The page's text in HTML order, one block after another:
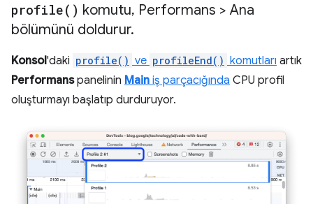
profile( ) komutu, Performans > Ana
bölümünü doldurur.
Konsol'daki profile() ve profileEnd() komutları artık
Performanspanelinin Main iş parçacığında CPU profil
oluşturmayı başlatıp durduruyor.